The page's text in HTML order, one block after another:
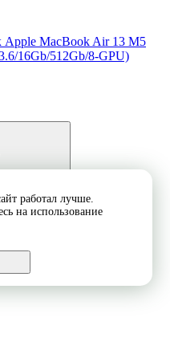
Apple MacBook Air 13 M5
16Gb/512Gb/8-GPU)
работал лучше.
на использование